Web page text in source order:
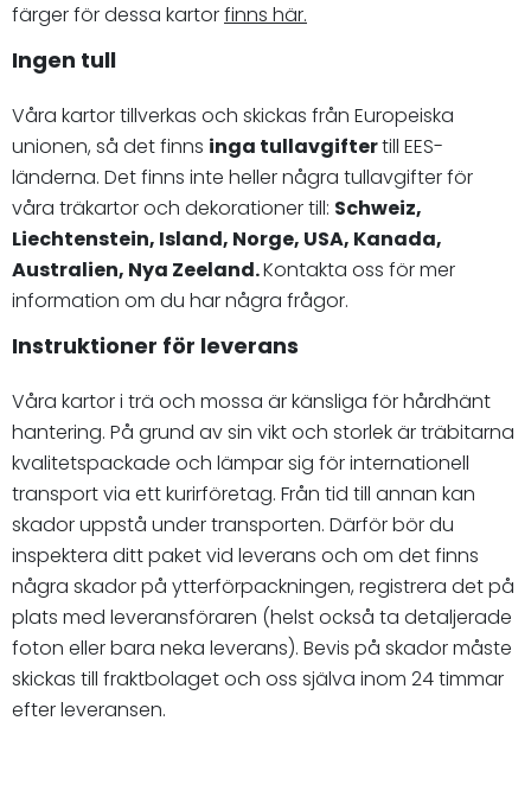
färger för dessa kartorfinns här.
Ingen tull
Våra kartor tillverkas och skickas från Europeiska
unionen, så det finns inga tullavgiftertill EES-
länderna. Det finns inte heller några tullavgifter för
våra träkartor och dekorationer till: Schweiz,
Liechtenstein, Island, Norge, USA, Kanada,
Australien, Nya Zeeland.Kontakta oss för mer
information om du har några frågor.
Instruktioner för leverans
Våra kartor i trä och mossa är känsliga för hårdhänt
hantering. På grund av sin vikt och storlek är träbitarna
kvalitetspackade och lämpar sig för internationell
transport via ett kurirföretag. Från tid till annan kan
skador uppstå under transporten. Därför bör du
inspektera ditt paket vid leverans och om det finns
några skador på ytterförpackningen, registrera det på
plats med leveransföraren (helst också ta detaljerade
foton eller bara neka leverans). Bevis på skador måste
skickas till fraktbolaget och oss själva inom 24 timmar
efter leveransen.